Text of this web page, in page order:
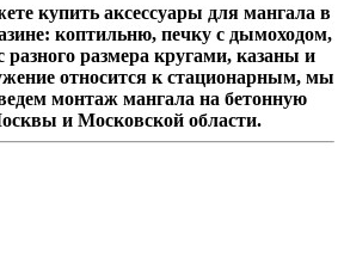
купить аксессуары для мангала в
коптильню, печку с дымоходом,
размера кругами, казаны и
относится к стационарным, мы
монтаж мангала на бетонную
и Московской области.